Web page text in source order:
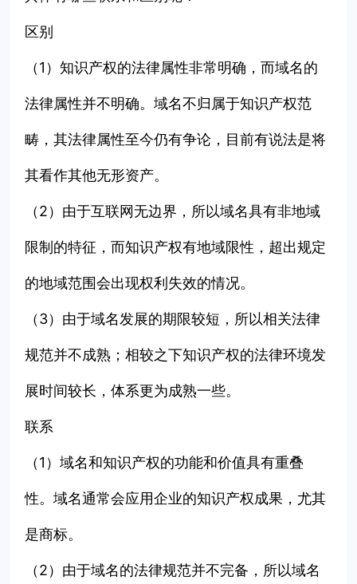
区别
（1）知识产权的法律属性非常明确，而域名的
法律属性并不明确。域名不归属于知识产权范
畴，其法律属性至今仍有争论，目前有说法是将
其看作其他无形资产。
（2）由于互联网无边界，所以域名具有非地域
限制的特征，而知识产权有地域限性，超出规定
的地域范围会出现权利失效的情况。
（3）由于域名发展的期限较短，所以相关法律
规范并不成熟；相较之下知识产权的法律环境发
展时间较长，体系更为成熟一些。
联系
（1）域名和知识产权的功能和价值具有重叠
性。域名通常会应用企业的知识产权成果，尤其
是商标。
（2）由于域名的法律规范并不完备，所以域名